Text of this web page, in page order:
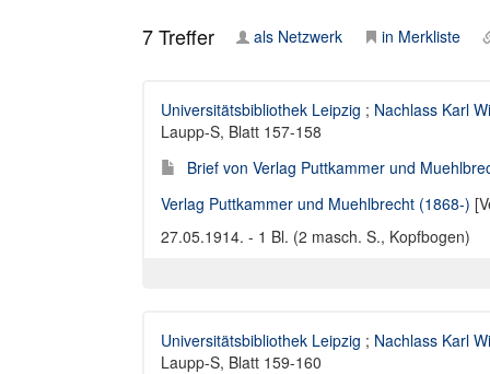
7Treffer als Netzwerk in Merkliste
Universitätsbibliothek Leipzig ; Nachlass Karl
Laupp-S, Blatt 157-158
Brief von Verlag Puttkammer und
Verlag Puttkammer und Muehlbrecht (1868-)
27.05.1914. - 1 Bl. (2 masch. S., Kopfbogen)
Universitätsbibliothek Leipzig ; Nachlass Karl
Laupp-S, Blatt 159-160